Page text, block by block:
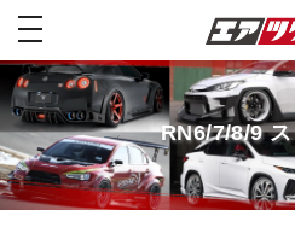
toggle
RN6/7/8/9